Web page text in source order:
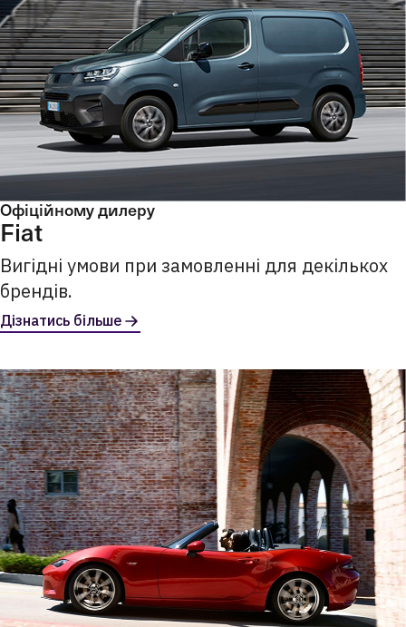
Офіційному дилеру
Fiat
Вигідні умови при замовленні для декількох
брендів.
Дізнатись більше